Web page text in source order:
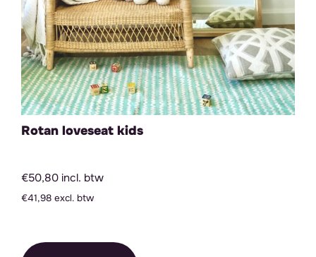
Rotan loveseat kids
€50,80 incl. btw
€41,98 excl. btw